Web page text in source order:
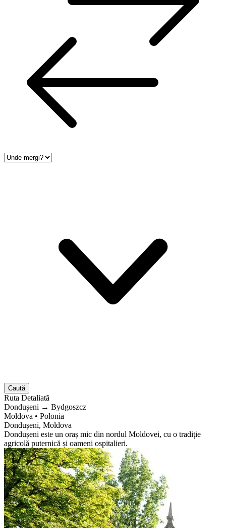
Caută
Ruta Detaliată
Dondușeni → Bydgoszcz
Moldova • Polonia
Dondușeni, Moldova
Dondușeni este un oraș mic din nordul Moldovei, cu o tradiție
agricolă puternică și oameni ospitalieri.